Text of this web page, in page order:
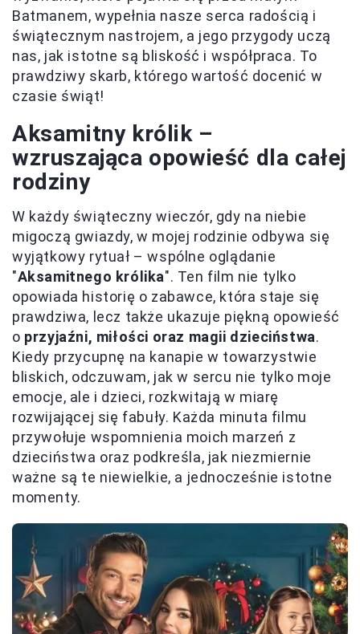
Batmanem, wypełnia nasze serca radością i
świątecznym nastrojem, a jego przygody uczą
nas, jak istotne są bliskość i współpraca. To
prawdziwy skarb, którego wartość docenić w
czasie świąt!
Aksamitny królik –
wzruszająca opowieść dla całej
rodziny
W każdy świąteczny wieczór, gdy na niebie
migoczą gwiazdy, w mojej rodzinie odbywa się
wyjątkowy rytuał – wspólne oglądanie
"Aksamitnego królika". Ten film nie tylko
opowiada historię o zabawce, która staje się
prawdziwa, lecz także ukazuje piękną opowieść
o przyjaźni, miłości oraz magii dzieciństwa.
Kiedy przycupnę na kanapie w towarzystwie
bliskich, odczuwam, jak w sercu nie tylko moje
emocje, ale i dzieci, rozkwitają w miarę
rozwijającej się fabuły. Każda minuta filmu
przywołuje wspomnienia moich marzeń z
dzieciństwa oraz podkreśla, jak niezmiernie
ważne są te niewielkie, a jednocześnie istotne
momenty.